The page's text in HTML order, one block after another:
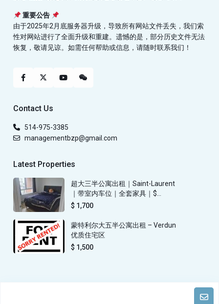
重要公告
由于2025年2月底服务器升级，导致所有网站文件丢失，我们索
性对网站进行了全面升级和重建。遗憾的是，部分历史文件无法
恢复，敬请见谅。如需任何帮助或信息，请随时联系我们！
Contact Us
514-975-3385
managementbzp@gmail.com
Latest Properties
超大三半公寓出租｜Saint-Laurent
｜带室内车位｜全套家具｜$...
$ 1,700
蒙特利尔大五半公寓出租 – Verdun
优质住宅区
$ 1,500